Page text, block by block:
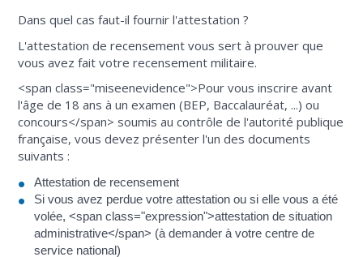
Dans quel cas faut-il fournir l'attestation ?
L'attestation de recensement vous sert à prouver que
vous avez fait votre recensement militaire.
<span class="miseenevidence">Pour vous inscrire avant
l'âge de 18 ans à un examen (BEP, Baccalauréat, ...) ou
concours</span> soumis au contrôle de l'autorité publique
française, vous devez présenter l'un des documents
suivants :
Attestation de recensement
Si vous avez perdue votre attestation ou si elle vous a été
volée, <span class="expression">attestation de situation
administrative</span> (à demander à votre centre de
service national)